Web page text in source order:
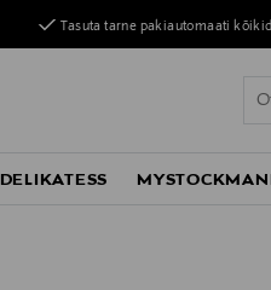
Tasuta tarne pakiautomaati
DELIKATESS